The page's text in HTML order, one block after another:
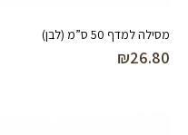
מסילה למדף 50 ס”מ (לבן)
₪26.80